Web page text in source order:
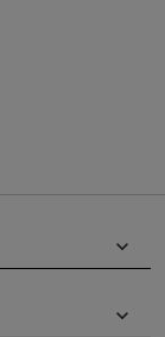
keyboard_arrow_down
keyboard_arrow_down